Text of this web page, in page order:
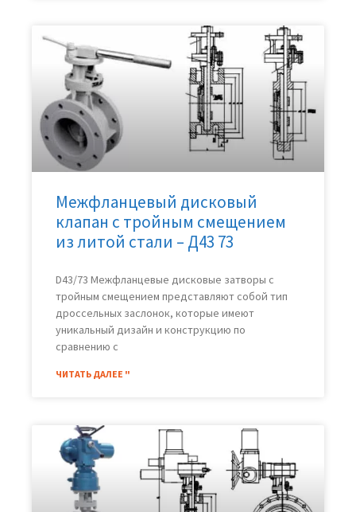
Межфланцевый дисковый
клапан с тройным смещением
из литой стали – Д43 73
D43/73 Межфланцевые дисковые затворы с
тройным смещением представляют собой тип
дроссельных заслонок, которые имеют
уникальный дизайн и конструкцию по
сравнению с
ЧИТАТЬ ДАЛЕЕ "